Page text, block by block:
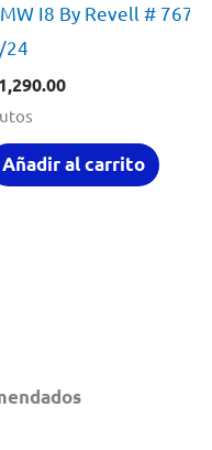
I8 By Revell # 7670
24
1,290.00
Añadir al carrito